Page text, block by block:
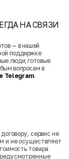
НА СВЯЗИ
— в нашей
поддержке
люди, готовые
вопросам в
Telegram.
сервис не
и не осуществляет
товара